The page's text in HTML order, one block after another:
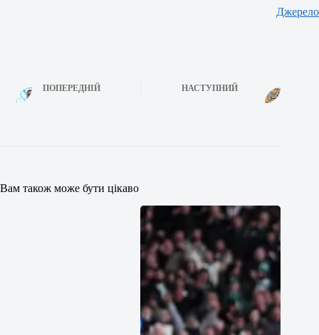
Джерело
ПОПЕРЕДНІЙ НАСТУПНИЙ
Вам також може бути цікаво